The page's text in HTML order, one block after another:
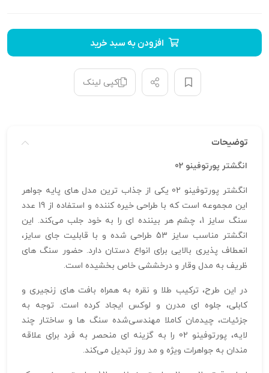
افزودن به سبد خرید
کپی لینک
توضیحات
انگشتر پورتوفینو 02
انگشتر پورتوفینو 02 یکی از جذاب‌ ترین مدل‌ های پایه جواهر
این مجموعه است که با طراحی خیره‌ کننده و استفاده از 19 عدد
سنگ سایز 1، چشم هر بیننده‌ ای را به خود جلب می‌کند. این
انگشتر مناسب سایز 53 طراحی شده و با قابلیت جای سایز،
انعطاف‌ پذیری بالایی برای انواع دستان دارد. حضور سنگ‌ های
ظریف به مدل وقار و درخششی خاص بخشیده است.
در این طرح، ترکیب طلا و نقره به همراه بافت‌ های زنجیری و
کابلی، جلوه‌ ای مدرن و لوکس ایجاد کرده است. توجه به
جزئیات، چیدمان کاملا مهندسی‌شده سنگ‌ ها و ساختار چند
لایه، پورتوفینو 02 را به گزینه‌ ای منحصر به‌ فرد برای علاقه‌
مندان به جواهرات ویژه و مد روز تبدیل می‌کند.